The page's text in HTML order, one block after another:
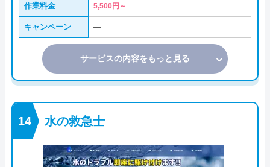
作業料金 5,500円～
キャンペーン ―
サービスの内容をもっと見る
水の救急士